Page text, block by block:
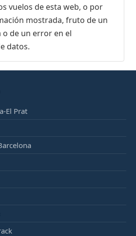
vuelos de esta web, o por
mostrada, fruto de un
de un error en el
datos.
El Prat